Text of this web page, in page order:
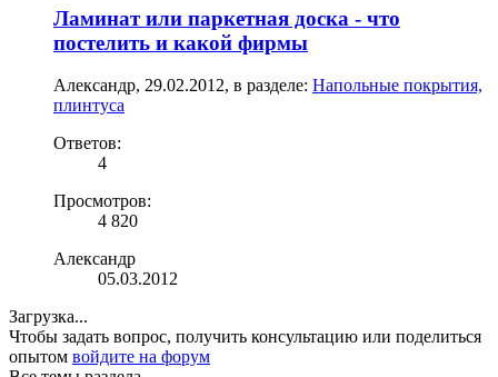
Ламинат или паркетная доска - что
постелить и какой фирмы
Александр, 29.02.2012, в разделе: Напольные покрытия,
плинтуса
Ответов:
4
Просмотров:
4 820
Александр
05.03.2012
Загрузка...
Чтобы задать вопрос, получить консультацию или поделиться
опытом войдите на форум